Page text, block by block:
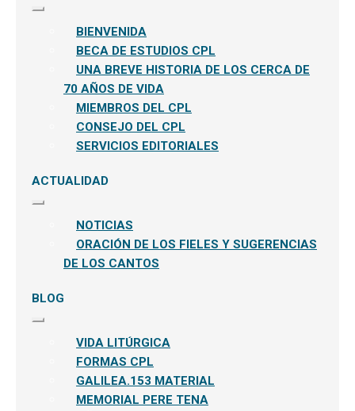
Expandir
BIENVENIDA
BECA DE ESTUDIOS CPL
UNA BREVE HISTORIA DE LOS CERCA DE
70 AÑOS DE VIDA
MIEMBROS DEL CPL
CONSEJO DEL CPL
SERVICIOS EDITORIALES
ACTUALIDAD
Expandir
NOTICIAS
ORACIÓN DE LOS FIELES Y SUGERENCIAS
DE LOS CANTOS
BLOG
Expandir
VIDA LITÚRGICA
FORMAS CPL
GALILEA.153 MATERIAL
MEMORIAL PERE TENA